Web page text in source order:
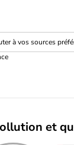
à vos sources
et